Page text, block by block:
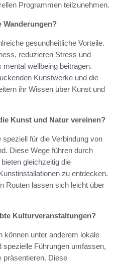
Programmen teilzunehmen.
Wanderungen?
gesundheitliche Vorteile.
reduzieren Stress und
wellbeing beitragen.
Kunstwerke und die
ihr Wissen über Kunst und
Kunst und Natur vereinen?
für die Verbindung von
Diese Wege führen durch
gleichzeitig die
zu entdecken.
Routen lassen sich leicht über
Kulturveranstaltungen?
können unter anderem lokale
Führungen umfassen,
präsentieren. Diese